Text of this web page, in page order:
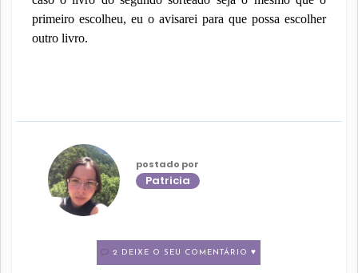
primeiro escolheu, eu o avisarei para que possa escolher
outro livro.
postado por
Patricia
2 DEIXE O SEU COMENTÁRIO ♥